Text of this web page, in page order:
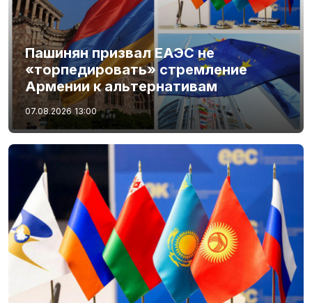
Пашинян призвал ЕАЭС не
«торпедировать» стремление
Армении к альтернативам
07.08.2026 13:00